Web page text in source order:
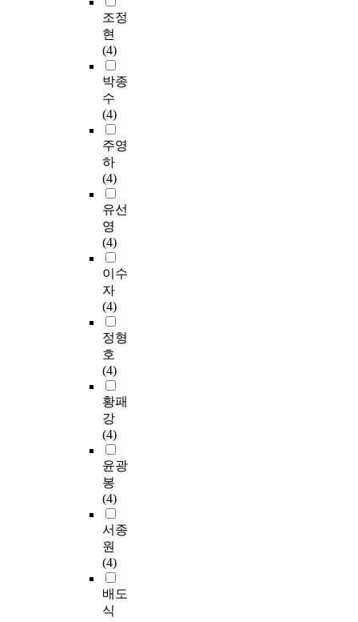
조정
현
(4)
박종
수
(4)
주영
하
(4)
유선
영
(4)
이수
자
(4)
정형
호
(4)
황패
강
(4)
윤광
봉
(4)
서종
원
(4)
배도
식